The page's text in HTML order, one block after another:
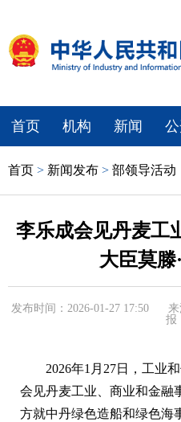
首页 机构 新闻
首页 > 新闻发布 > 部领导活动
李乐成会见丹麦工
大臣莫滕
发布时间：2026-01-27 17:50
报
2026年1月27日，工业
会见丹麦工业、商业和金融
方就中丹绿色造船和绿色海